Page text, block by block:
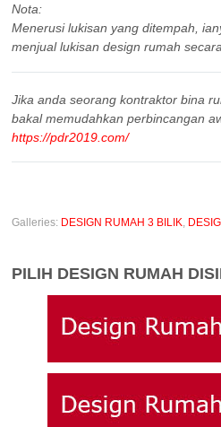
Nota:
Menerusi lukisan yang ditempah,
menjual lukisan design rumah
Jika anda seorang kontraktor bina
bakal memudahkan perbincangan
https://pdr2019.com/
Galleries: DESIGN RUMAH 3 BILIK,
PILIH DESIGN RUMAH